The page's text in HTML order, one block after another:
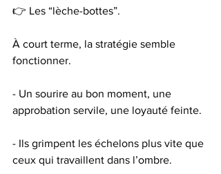
👉 Les “lèche-bottes”.
À court terme, la stratégie semble
fonctionner.
- Un sourire au bon moment, une
approbation servile, une loyauté feinte.
- Ils grimpent les échelons plus vite que
ceux qui travaillent dans l’ombre.